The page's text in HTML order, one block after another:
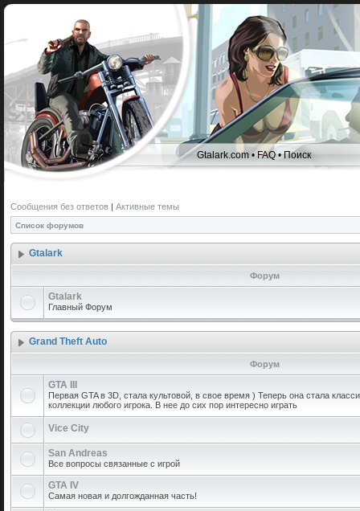
Gtalark.com •FAQ•Поиск
Сообщения без ответов | Активные темы
Список форумов
Gtalark
Форум
Gtalark
Главный Форум
Grand Theft Auto
Форум
GTA III
Первая GTA в 3D, стала культовой, в свое время ) Теперь она стала
коллекции любого игрока. В нее до сих пор интересно играть
Vice City
San Andreas
Все вопросы связанные с игрой
GTA IV
Самая новая и долгожданная часть!